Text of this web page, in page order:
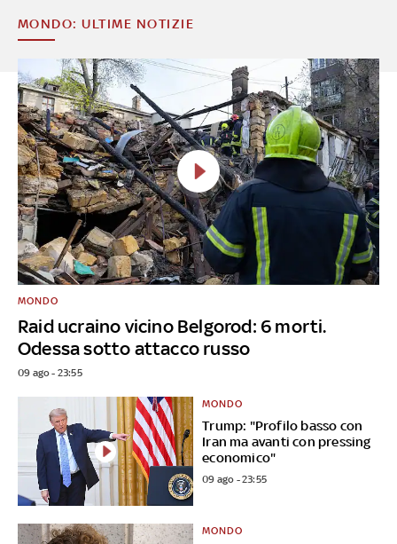
MONDO: ULTIME NOTIZIE
Raid ucraino vicino Belgorod: 6 morti.
Odessa sotto attacco russo
MONDO
09 ago - 23:55
Trump: "Profilo basso con
Iran ma avanti con pressing
economico"
MONDO
09 ago - 23:55
MONDO